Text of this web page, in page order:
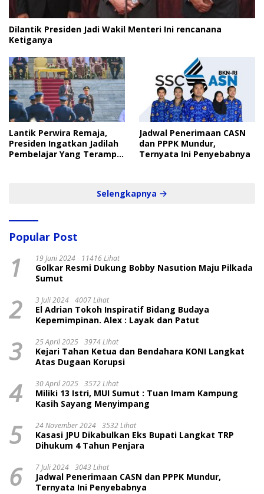
Dilantik Presiden Jadi Wakil Menteri Ini rencanana
Ketiganya
Lantik Perwira Remaja,
Presiden Ingatkan Jadilah
Pembelajar Yang Terampil
Jadwal Penerimaan CASN
dan PPPK Mundur,
Ternyata Ini Penyebabnya
Selengkapnya
Popular Post
1 19 Juni 2024 11416 Lihat
Golkar Resmi Dukung Bobby Nasution Maju Pilkada
Sumut
2 3 Juli 2024 4007 Lihat
El Adrian Tokoh Inspiratif Bidang Budaya
Kepemimpinan. Alex : Layak dan Patut
3 25 April 2025 3974 Lihat
Kejari Tahan Ketua dan Bendahara KONI Langkat
Atas Dugaan Korupsi
4 30 April 2025 3572 Lihat
Miliki 13 Istri, MUI Sumut : Tuan Imam Kampung
Kasih Sayang Menyimpang
5 24 November 2024 3532 Lihat
Kasasi JPU Dikabulkan Eks Bupati Langkat TRP
Dihukum 4 Tahun Penjara
6 7 Juli 2024 3043 Lihat
Jadwal Penerimaan CASN dan PPPK Mundur,
Ternyata Ini Penyebabnya